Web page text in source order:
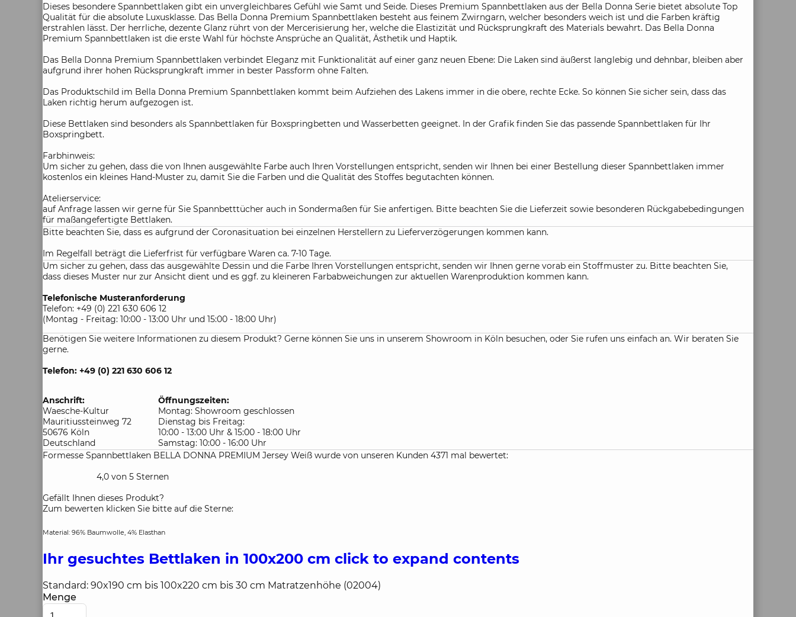
Dieses besondere Spannbettlaken gibt ein unvergleichbares Gefühl wie Samt und Seide. Dieses Premium Spannbettlaken aus der Bella Donna Serie bietet absolute Top
Qualität für die absolute Luxusklasse. Das Bella Donna Premium Spannbettlaken besteht aus feinem Zwirngarn, welcher besonders weich ist und die Farben kräftig
erstrahlen lässt. Der herrliche, dezente Glanz rührt von der Mercerisierung her, welche die Elastizität und Rücksprungkraft des Materials bewahrt. Das Bella Donna
Premium Spannbettlaken ist die erste Wahl für höchste Ansprüche an Qualität, Ästhetik und Haptik.
Das Bella Donna Premium Spannbettlaken verbindet Eleganz mit Funktionalität auf einer ganz neuen Ebene: Die Laken sind äußerst langlebig und dehnbar, bleiben aber
aufgrund ihrer hohen Rücksprungkraft immer in bester Passform ohne Falten.
Das Produktschild im Bella Donna Premium Spannbettlaken kommt beim Aufziehen des Lakens immer in die obere, rechte Ecke. So können Sie sicher sein, dass das
Laken richtig herum aufgezogen ist.
Diese Bettlaken sind besonders als Spannbettlaken für Boxspringbetten und Wasserbetten geeignet. In der Grafik finden Sie das passende Spannbettlaken für Ihr
Boxspringbett.
Farbhinweis:
Um sicher zu gehen, dass die von Ihnen ausgewählte Farbe auch Ihren Vorstellungen entspricht, senden wir Ihnen bei einer Bestellung dieser Spannbettlaken immer
kostenlos ein kleines Hand-Muster zu, damit Sie die Farben und die Qualität des Stoffes begutachten können.
Atelierservice:
auf Anfrage lassen wir gerne für Sie Spannbetttücher auch in Sondermaßen für Sie anfertigen. Bitte beachten Sie die Lieferzeit sowie besonderen Rückgabebedingungen
für maßangefertigte Bettlaken.
Bitte beachten Sie, dass es aufgrund der Coronasituation bei einzelnen Herstellern zu Lieferverzögerungen kommen kann.
Im Regelfall beträgt die Lieferfrist für verfügbare Waren ca. 7-10 Tage.
Um sicher zu gehen, dass das ausgewählte Dessin und die Farbe Ihren Vorstellungen entspricht, senden wir Ihnen gerne vorab ein Stoffmuster zu. Bitte beachten Sie,
dass dieses Muster nur zur Ansicht dient und es ggf. zu kleineren Farbabweichungen zur aktuellen Warenproduktion kommen kann.
Telefonische Musteranforderung
Telefon: +49 (0) 221 630 606 12
(Montag - Freitag: 10:00 - 13:00 Uhr und 15:00 - 18:00 Uhr)
Benötigen Sie weitere Informationen zu diesem Produkt? Gerne können Sie uns in unserem Showroom in Köln besuchen, oder Sie rufen uns einfach an. Wir beraten Sie
gerne.
Telefon: +49 (0) 221 630 606 12
Anschrift:
Waesche-Kultur
Mauritiussteinweg 72
50676 Köln
Deutschland
Öffnungszeiten:
Montag: Showroom geschlossen
Dienstag bis Freitag:
10:00 - 13:00 Uhr & 15:00 - 18:00 Uhr
Samstag: 10:00 - 16:00 Uhr
Formesse Spannbettlaken BELLA DONNA PREMIUM Jersey Weiß wurde von unseren Kunden 4371 mal bewertet:
4,0 von 5 Sternen
Gefällt Ihnen dieses Produkt?
Zum bewerten klicken Sie bitte auf die Sterne:
Material: 96% Baumwolle, 4% Elasthan
Ihr gesuchtes Bettlaken in 100x200 cm click to expand contents
Standard: 90x190 cm bis 100x220 cm bis 30 cm Matratzenhöhe (02004)
Menge